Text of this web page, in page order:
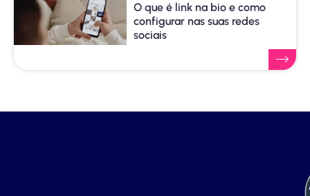
O que é link na bio e como
configurar nas suas redes
sociais